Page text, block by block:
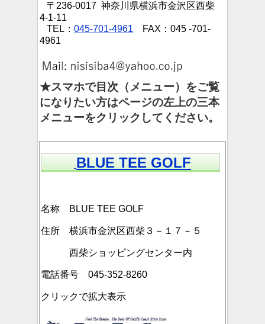
〒236-0017 神奈川県横浜市金沢区西柴
4-1-11
TEL： 045-701-4961 FAX：045 -701-
4961
★スマホで目次（メニュー）をご覧
になりたい方はページの左上の三本
メニューをクリックしてください。
BLUE TEE GOLF
名称 BLUE TEE GOLF
住所 横浜市金沢区西柴３－１７－５
西柴ショッピングセンター内
電話番号 045-352-8260
クリックで拡大表示